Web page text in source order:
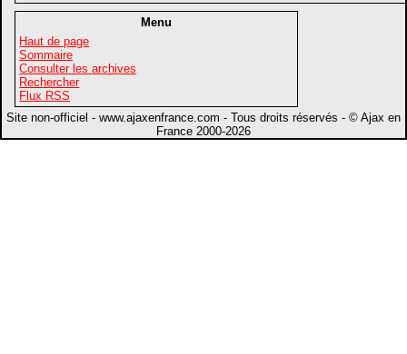
Menu
Haut de page
Sommaire
Consulter les archives
Rechercher
Flux RSS
Site non-officiel - www.ajaxenfrance.com - Tous droits réservés - © Ajax en
France 2000-2026